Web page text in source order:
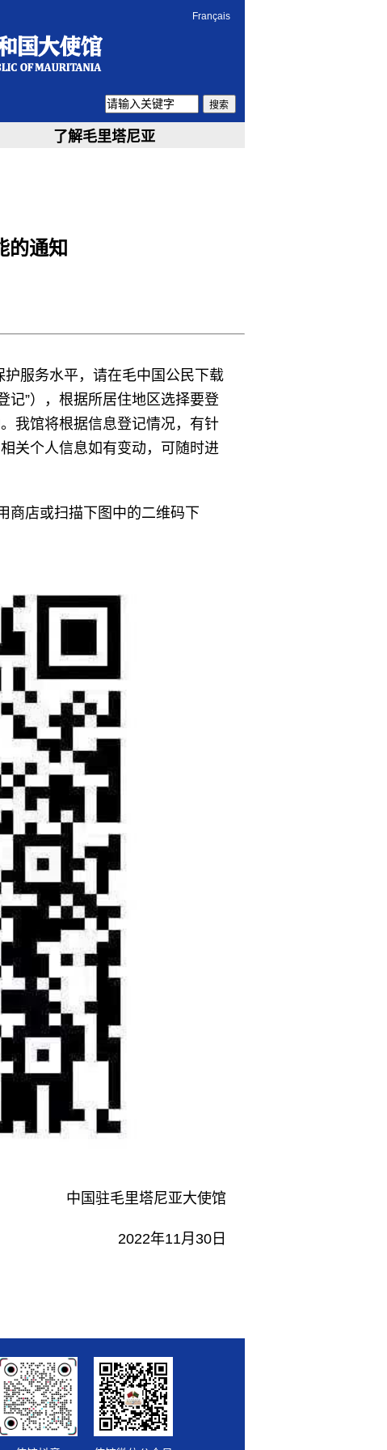
Français
搜索
了解毛里塔尼亚
的通知
护服务水平，请在毛中国公民下载
记”），根据所居住地区选择要登
我馆将根据信息登记情况，有针
关个人信息如有变动，可随时进
商店或扫描下图中的二维码下
中国驻毛里塔尼亚大使馆
11月30日